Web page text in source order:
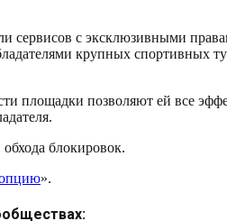
сервисов с эксклюзивными
крупных спортивных
площадки позволяют ей все
блокировок.
».